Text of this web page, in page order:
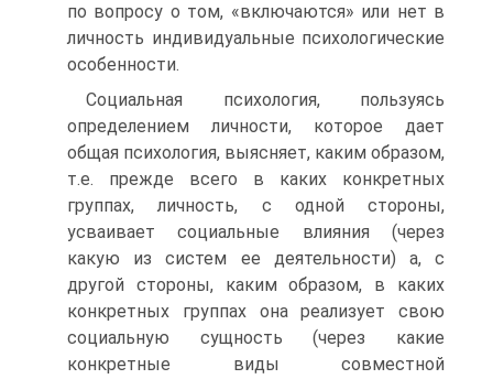
по вопросу о том, «включаются» или нет в
личность индивидуальные психологические
особенности.
Социальная психология, пользуясь
определением личности, которое дает
общая психология, выясняет, каким образом,
т.е. прежде всего в каких конкретных
группах, личность, с одной стороны,
усваивает социальные влияния (через
какую из систем ее деятельности) а, с
другой стороны, каким образом, в каких
конкретных группах она реализует свою
социальную сущность (через какие
конкретные виды совместной